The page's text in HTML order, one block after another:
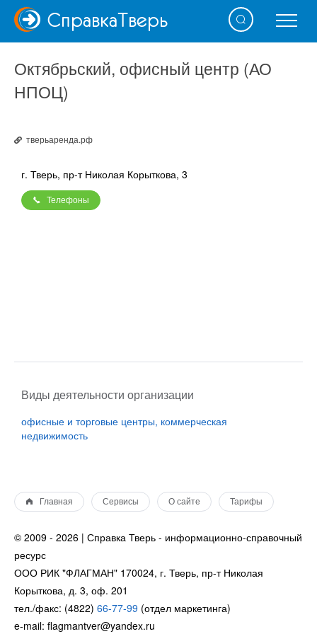
СправкаТверь
Октябрьский, офисный центр (АО
НПОЦ)
тверьаренда.рф
г. Тверь, пр-т Николая Корыткова, 3
Телефоны
Виды деятельности организации
офисные и торговые центры, коммерческая
недвижимость
Главная Сервисы О сайте Тарифы
© 2009 - 2026 | Справка Тверь - информационно-справочный
ресурс
ООО РИК "ФЛАГМАН" 170024, г. Тверь, пр-т Николая
Корыткова, д. 3, оф. 201
тел./факс: (4822) 66-77-99 (отдел маркетинга)
e-mail: flagmantver@yandex.ru